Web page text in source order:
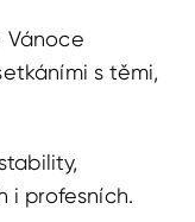
Vánoce
s těmi,
i profesních.